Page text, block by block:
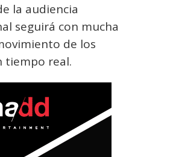
la audiencia
seguirá con mucha
de los
tiempo real.